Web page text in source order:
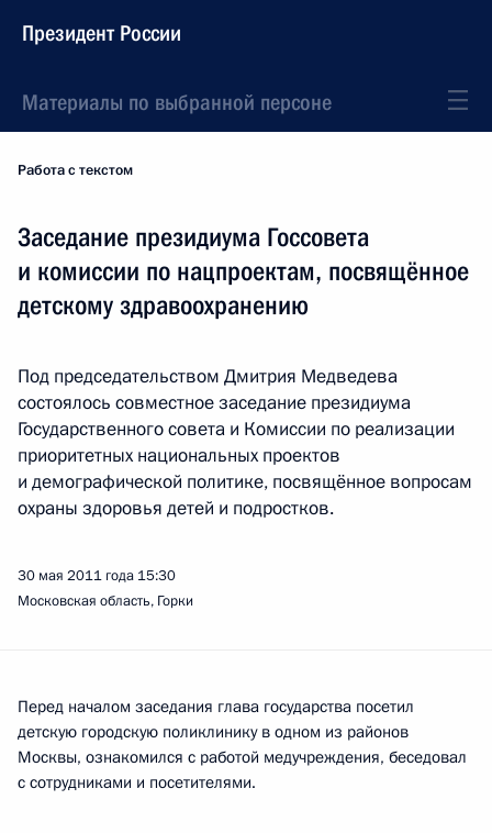
Президент России
Материалы по выбранной персоне
Работа с текстом
Заседание президиума Госсовета
и комиссии по нацпроектам, посвящённое
детскому здравоохранению
Под председательством Дмитрия Медведева
состоялось совместное заседание президиума
Государственного совета и Комиссии по реализации
приоритетных национальных проектов
и демографической политике, посвящённое вопросам
охраны здоровья детей и подростков.
30 мая 2011 года 15:30
Московская область, Горки
Перед началом заседания глава государства посетил
детскую городскую поликлинику в одном из районов
Москвы, ознакомился с работой медучреждения, беседовал
с сотрудниками и посетителями.